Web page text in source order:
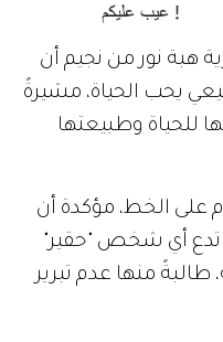
هبة نور من نجيم أن
يحب الحياة، مشيرةً
للحياة وطبيعتها
على الخط، مؤكدة أن
تدع أي شخص "حقير"
طالبةً منها عدم تبرير